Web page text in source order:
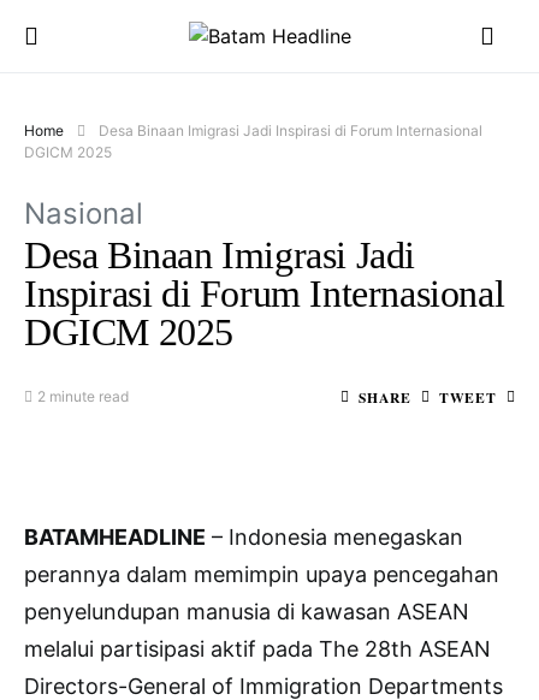
Home
Desa Binaan Imigrasi Jadi Inspirasi di Forum Internasional
DGICM 2025
Nasional
Desa Binaan Imigrasi Jadi
Inspirasi di Forum Internasional
DGICM 2025
2 minute read SHARE TWEET
BATAMHEADLINE – Indonesia menegaskan
perannya dalam memimpin upaya pencegahan
penyelundupan manusia di kawasan ASEAN
melalui partisipasi aktif pada The 28th ASEAN
Directors-General of Immigration Departments